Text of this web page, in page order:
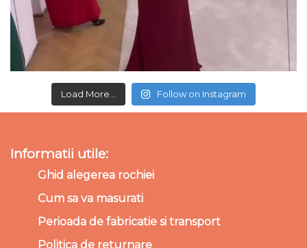
Load More... Follow on Instagram
Informatii utile:
Ghid alegerea rochiei
Cum sa va masurati
Perioada de fabricatie si transport
Politica de returnare